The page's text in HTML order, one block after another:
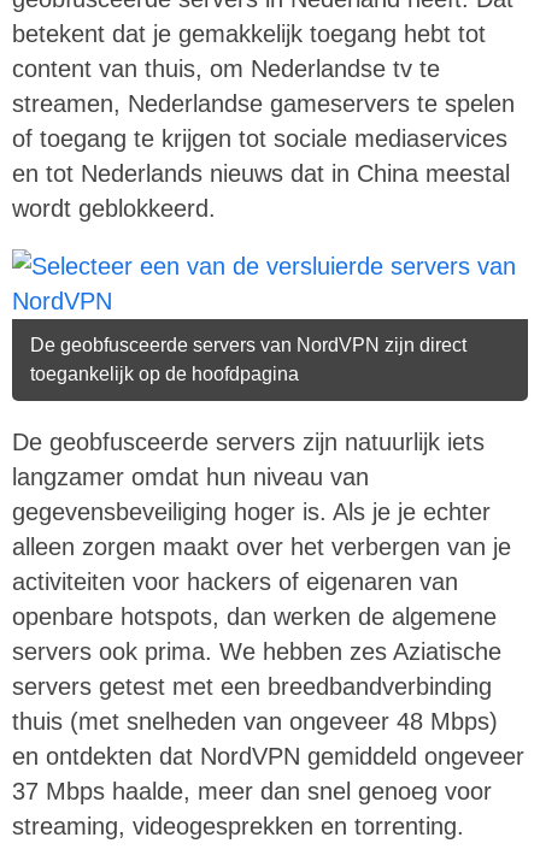
betekent dat je gemakkelijk toegang hebt tot
content van thuis, om Nederlandse tv te
streamen, Nederlandse gameservers te spelen
of toegang te krijgen tot sociale mediaservices
en tot Nederlands nieuws dat in China meestal
wordt geblokkeerd.
De geobfusceerde servers van NordVPN zijn direct
toegankelijk op de hoofdpagina
De geobfusceerde servers zijn natuurlijk iets
langzamer omdat hun niveau van
gegevensbeveiliging hoger is. Als je je echter
alleen zorgen maakt over het verbergen van je
activiteiten voor hackers of eigenaren van
openbare hotspots, dan werken de algemene
servers ook prima. We hebben zes Aziatische
servers getest met een breedbandverbinding
thuis (met snelheden van ongeveer 48 Mbps)
en ontdekten dat NordVPN gemiddeld ongeveer
37 Mbps haalde, meer dan snel genoeg voor
streaming, videogesprekken en torrenting.